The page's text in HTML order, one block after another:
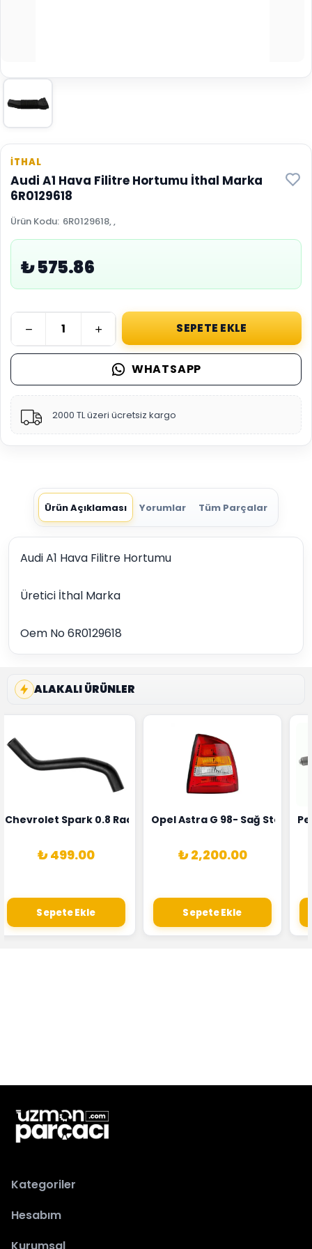
İTHAL
Audi A1 Hava Filitre Hortumu İthal Marka
6R0129618
Ürün Kodu: 6R0129618, ,
₺ 575.86
SEPETE EKLE
WHATSAPP
2000 TL üzeri ücretsiz kargo
Ürün Açıklaması Yorumlar Tüm Parçalar
Audi A1 Hava Filitre Hortumu
Üretici İthal Marka
Oem No 6R0129618
ALAKALI ÜRÜNLER
1628HN-0258010081
Alternatörü Valeo Marka 05E903018G
Chevrolet Spark 0.8 Radyatör Üst Hortumu Rapro Marka
₺ 499.00
Sepete Ekle
Opel Astra G 98- Sağ Stop
₺ 2,200.00
Sepete Ekle
Kategoriler
Hesabım